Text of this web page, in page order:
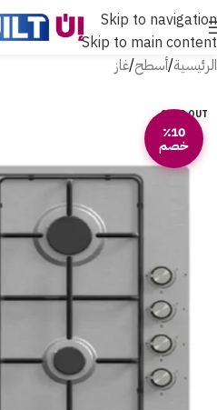
Skip to navigation
Skip to main content
الرئيسية/أسطح/غاز
SOLD OUT
٪10
خصم